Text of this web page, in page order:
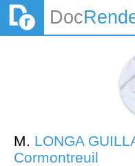
Doc
M. LONGA
Cormontreuil